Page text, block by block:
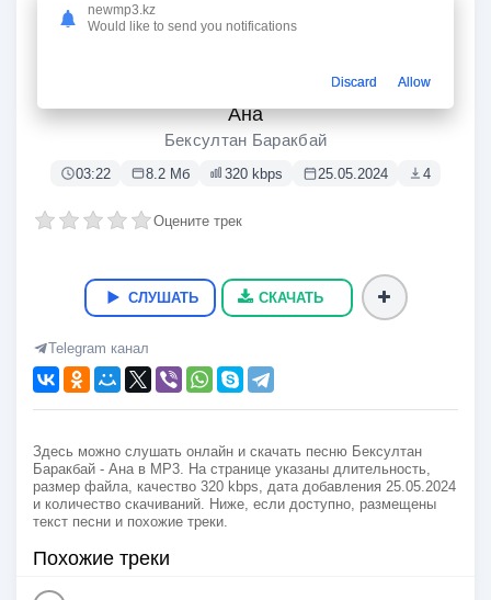
Ана
Бексултан Баракбай
03:22 8.2 Мб 320 kbps 25.05.2024 4
Оцените трек
СЛУШАТЬ СКАЧАТЬ
Telegram канал
Здесь можно слушать онлайн и скачать песню Бексултан
Баракбай - Ана в MP3. На странице указаны длительность,
размер файла, качество 320 kbps, дата добавления 25.05.2024
и количество скачиваний. Ниже, если доступно, размещены
текст песни и похожие треки.
Похожие треки
newmp3.kz
Would like to send you notifications
Discard Allow